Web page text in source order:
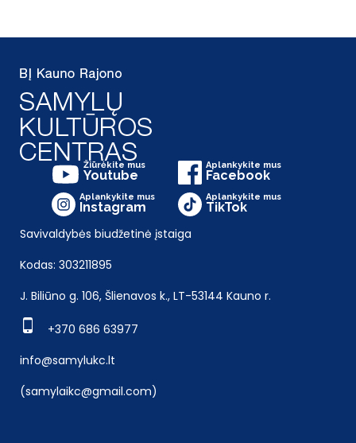
Žiūrėkite mus
Youtube
Aplankykite mus
Facebook
Aplankykite mus
Instagram
Aplankykite mus
TikTok
Savivaldybės biudžetinė įstaiga
Kodas: 303211895
J. Biliūno g. 106, Šlienavos k., LT-53144 Kauno r.
+370 686 63977
info@samylukc.lt
(samylaikc@gmail.com)